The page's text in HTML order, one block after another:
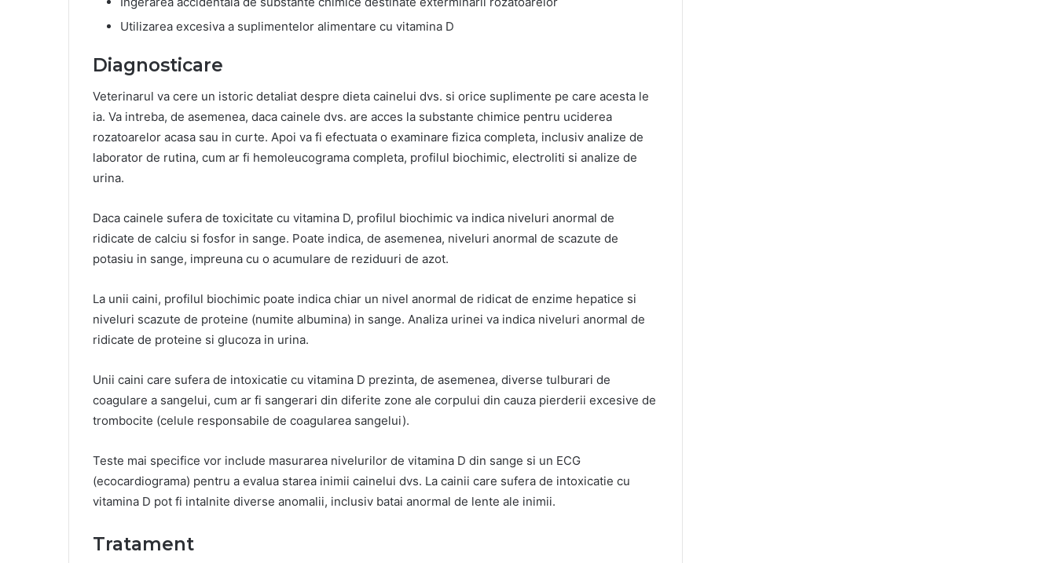
Utilizarea excesiva a suplimentelor alimentare cu vitamina D
Diagnosticare
Veterinarul va cere un istoric detaliat despre dieta cainelui dvs. si orice suplimente pe care acesta le
ia. Va intreba, de asemenea, daca cainele dvs. are acces la substante chimice pentru uciderea
rozatoarelor acasa sau in curte. Apoi va fi efectuata o examinare fizica completa, inclusiv analize de
laborator de rutina, cum ar fi hemoleucograma completa, profilul biochimic, electroliti si analize de
urina.
Daca cainele sufera de toxicitate cu vitamina D, profilul biochimic va indica niveluri anormal de
ridicate de calciu si fosfor in sange. Poate indica, de asemenea, niveluri anormal de scazute de
potasiu in sange, impreuna cu o acumulare de reziduuri de azot.
La unii caini, profilul biochimic poate indica chiar un nivel anormal de ridicat de enzime hepatice si
niveluri scazute de proteine ​​(numite albumina) in sange. Analiza urinei va indica niveluri anormal de
ridicate de proteine ​​si glucoza in urina.
Unii caini care sufera de intoxicatie cu vitamina D prezinta, de asemenea, diverse tulburari de
coagulare a sangelui, cum ar fi sangerari din diferite zone ale corpului din cauza pierderii excesive de
trombocite (celule responsabile de coagularea sangelui).
Teste mai specifice vor include masurarea nivelurilor de vitamina D din sange si un ECG
(ecocardiograma) pentru a evalua starea inimii cainelui dvs. La cainii care sufera de intoxicatie cu
vitamina D pot fi intalnite diverse anomalii, inclusiv batai anormal de lente ale inimii.
Tratament